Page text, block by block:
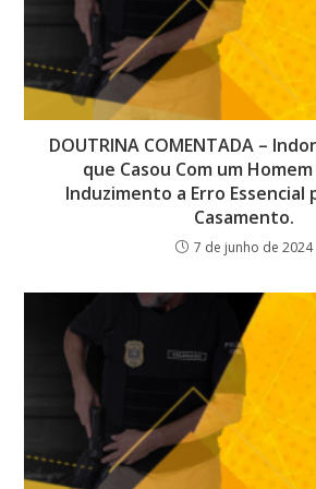
DOUTRINA COMENTADA –
que Casou Com um
Induzimento a Erro Essencial
Casamento.
7 de junho de 2024